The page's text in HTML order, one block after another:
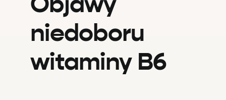
Objawy
niedoboru
witaminy B6